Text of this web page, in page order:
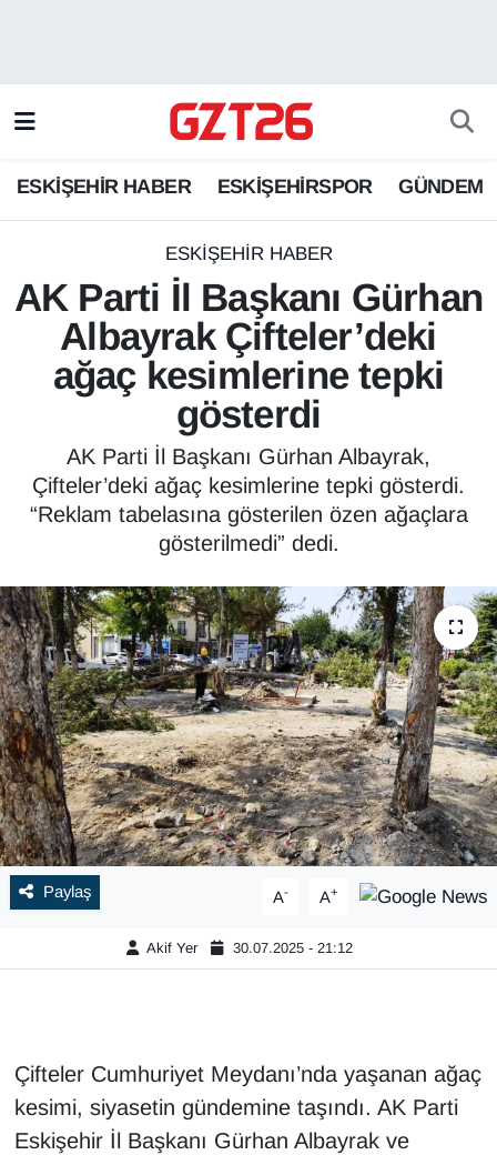
ESKİŞEHİR HABER ESKİŞEHİRSPOR GÜNDEM
ESKİŞEHİR HABER
AK Parti İl Başkanı Gürhan
Albayrak Çifteler’deki
ağaç kesimlerine tepki
gösterdi
AK Parti İl Başkanı Gürhan Albayrak,
Çifteler’deki ağaç kesimlerine tepki gösterdi.
“Reklam tabelasına gösterilen özen ağaçlara
gösterilmedi” dedi.
Paylaş A- A+
Akif Yer 30.07.2025 - 21:12
Çifteler Cumhuriyet Meydanı’nda yaşanan ağaç
kesimi, siyasetin gündemine taşındı. AK Parti
Eskişehir İl Başkanı Gürhan Albayrak ve
ESKİŞEHİRSPOR
GÜNDEM
Odunpazarı Trafik Yoğunluk Haritası
Süper Lig Puan Durumu ve Fikstür
Tüm Manşetler
Son Dakika Haberleri
Haber Arşivi